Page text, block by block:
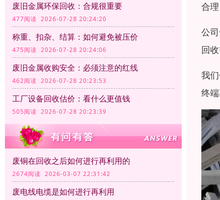
废旧金属环保回收：合规很重要
477阅读 2026-07-28 20:24:20
称重、扣杂、结算：如何避免被压价
475阅读 2026-07-28 20:24:06
废旧金属收购安全：必须注意的红线
462阅读 2026-07-28 20:23:53
工厂设备回收估价：看什么更值钱
505阅读 2026-07-28 20:23:39
废铜在回收之后如何进行再利用的
2674阅读 2026-03-07 22:31:42
废电线电缆是如何进行再利用
合
公
回
我
终